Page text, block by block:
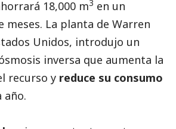
18,000 m3 en un
meses. La planta de Warren
Unidos, introdujo un
inversa que aumenta la
recurso y reduce su consumo
año.